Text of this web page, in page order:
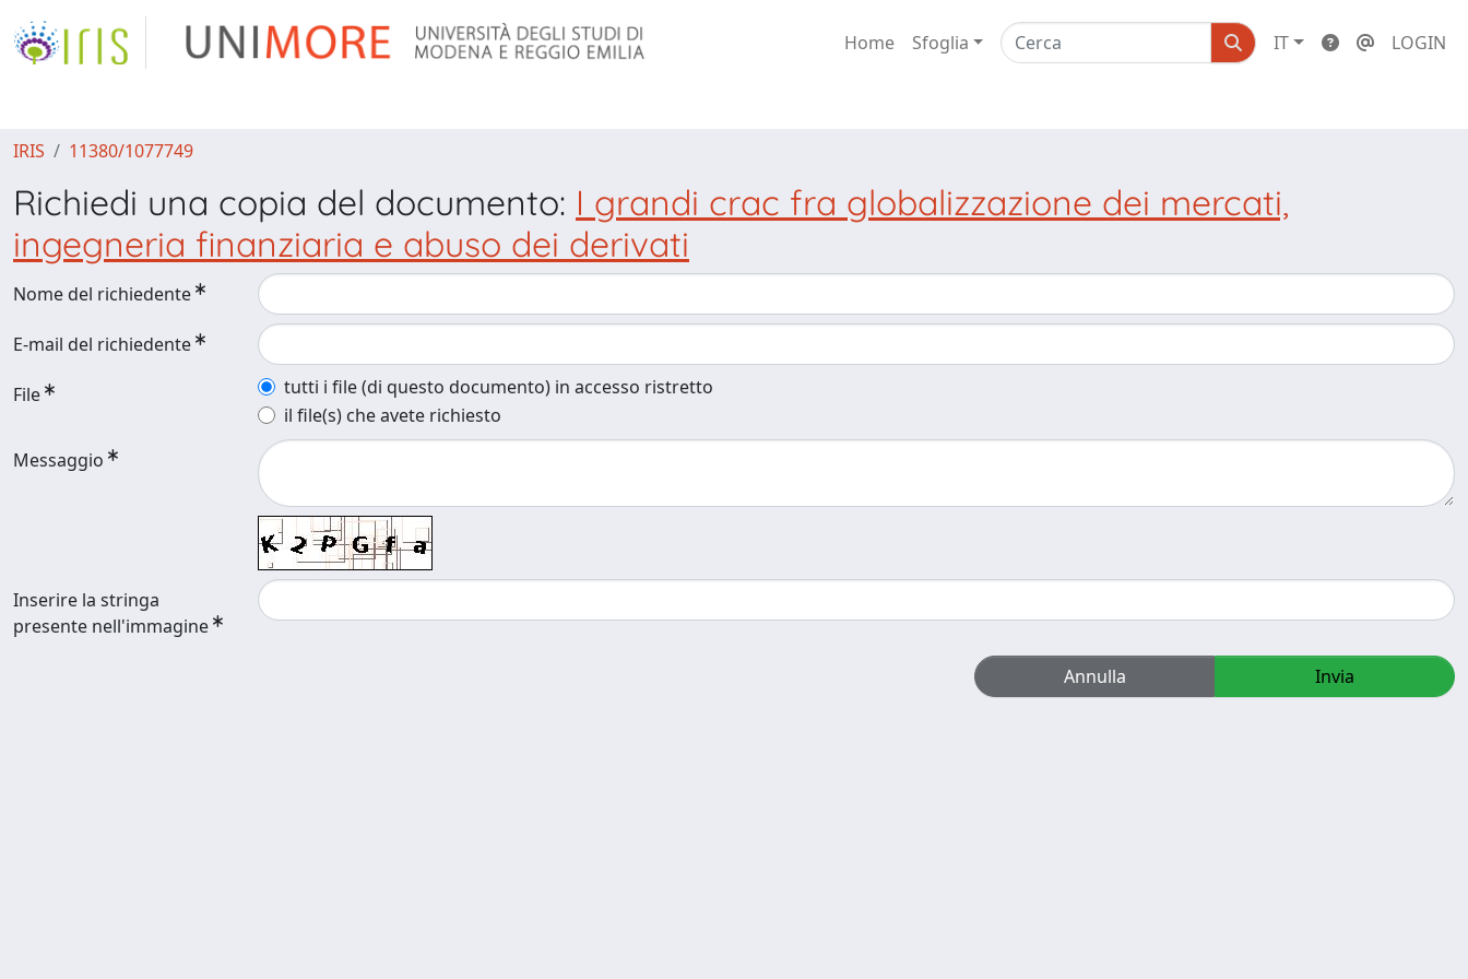
Home Sfoglia IT LOGIN
IRIS 11380/1077749
Richiedi una copia del documento: I grandi crac fra globalizzazione dei mercati,
ingegneria finanziaria e abuso dei derivati
Nome del richiedente
E-mail del richiedente
File
tutti i file (di questo documento) in accesso ristretto
il file(s) che avete richiesto
Messaggio
Inserire la stringa
presente nell'immagine
Annulla Invia